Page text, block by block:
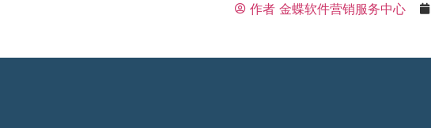
作者金蝶软件营销服务中心